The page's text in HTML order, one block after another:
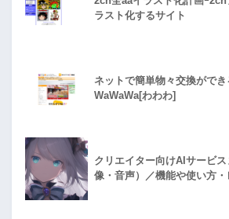
ラスト化するサイト
ネットで簡単物々交換がで
WaWaWa[わわわ]
クリエイター向けAIサービ
像・音声）／機能や使い方